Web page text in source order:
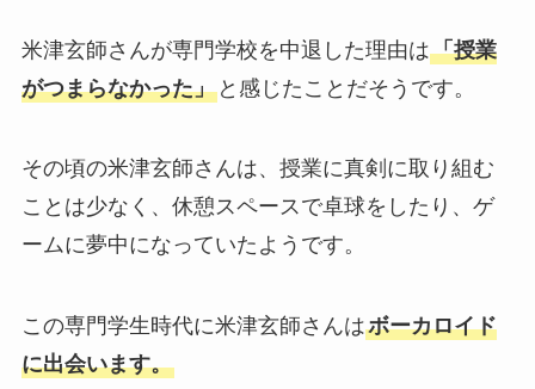
米津玄師さんが専門学校を中退した理由は「授業
がつまらなかった」と感じたことだそうです。
その頃の米津玄師さんは、授業に真剣に取り組む
ことは少なく、休憩スペースで卓球をしたり、ゲ
ームに夢中になっていたようです。
この専門学生時代に米津玄師さんはボーカロイド
に出会います。